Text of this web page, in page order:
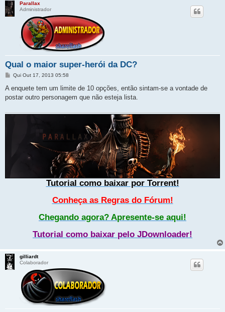
Parallax
Administrador
Qual o maior super-herói da DC?
M
n
a
Qui Out 17, 2013 05:58
A enquete tem um limite de 10 opções, então sintam-se a vontade de
postar outro personagem que não esteja lista.
Tutorial como baixar por Torrent!
Conheça as Regras do Fórum!
Chegando agora? Apresente-se aqui!
Tutorial como baixar pelo JDownloader!
gilliardt
Colaborador